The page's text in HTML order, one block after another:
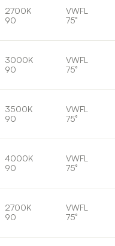
2700K
90
VWFL
75°
3000K
90
VWFL
75°
3500K
90
VWFL
75°
4000K
90
VWFL
75°
2700K
90
VWFL
75°